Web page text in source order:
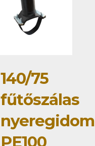
140/75
fűtőszálas
nyeregidom
PE100